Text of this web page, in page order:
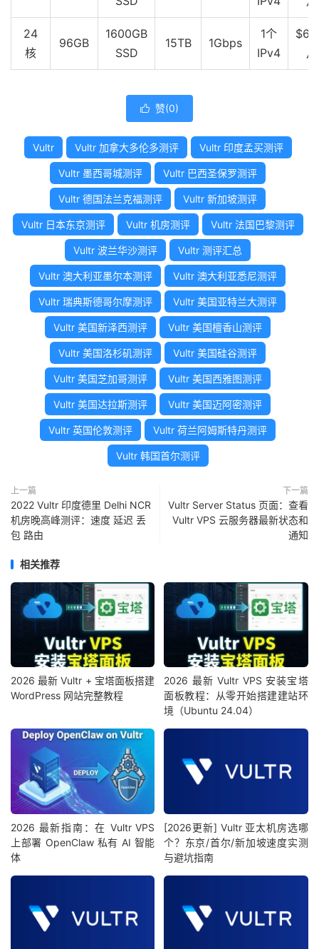
24
核
96GB
1600GB
SSD
15TB 1Gbps
1个
IPv4
月
 赞(0)
Vultr Vultr 加拿大多伦多测评 Vultr 印度孟买测评
Vultr 墨西哥城测评 Vultr 巴西圣保罗测评
Vultr 德国法兰克福测评 Vultr 新加坡测评
Vultr 日本东京测评 Vultr 机房测评 Vultr 法国巴黎测评
Vultr 波兰华沙测评 Vultr 测评汇总
Vultr 澳大利亚墨尔本测评 Vultr 澳大利亚悉尼测评
Vultr 瑞典斯德哥尔摩测评 Vultr 美国亚特兰大测评
Vultr 美国新泽西测评 Vultr 美国檀香山测评
Vultr 美国洛杉矶测评 Vultr 美国硅谷测评
Vultr 美国芝加哥测评 Vultr 美国西雅图测评
Vultr 美国达拉斯测评 Vultr 美国迈阿密测评
Vultr 英国伦敦测评 Vultr 荷兰阿姆斯特丹测评
Vultr 韩国首尔测评
上一篇
2022 Vultr 印度德里 Delhi NCR
机房晚高峰测评：速度 延迟 丢
包 路由
下一篇
Vultr Server Status 页面：查看
Vultr VPS 云服务器最新状态和
通知
相关推荐
2026 最新 Vultr + 宝塔面板搭建
WordPress 网站完整教程
2026 最新 Vultr VPS 安装宝塔
面板教程：从零开始搭建建站环
境（Ubuntu 24.04）
2026 最新指南：在 Vultr VPS
上部署 OpenClaw 私有 AI 智能
体
[2026更新] Vultr 亚太机房选哪
个？东京/首尔/新加坡速度实测
与避坑指南